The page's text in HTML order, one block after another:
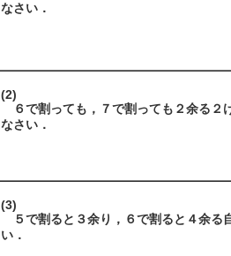
なさい．
(2)
６で割っても，７で割っても２余る２
なさい．
(3)
５で割ると３余り，６で割ると４余る
い．